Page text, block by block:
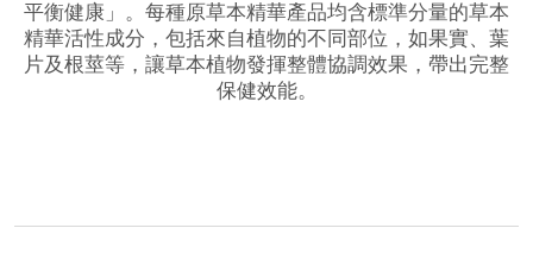
平衡健康」。​每種原草本精華產品均含標準分量的草本
精華活性成分，包括來自植物的不同部位，如果實、葉
片及根莖等，讓草本植物發揮整體協調效果，帶出完整
保健效能。